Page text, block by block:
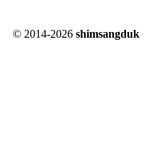
© 2014-2026 shimsangduk